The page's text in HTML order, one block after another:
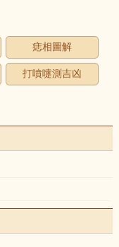
痣相圖解
打噴嚏測吉凶